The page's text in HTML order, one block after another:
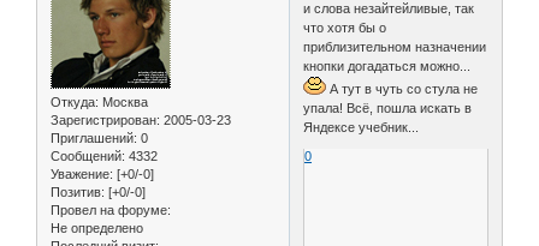
Откуда: Москва
Зарегистрирован: 2005-03-23
Приглашений: 0
Сообщений: 4332
Уважение: [+0/-0]
Позитив: [+0/-0]
Провел на форуме:
Не определено
и слова незайтейливые, так
что хотя бы о
приблизительном назначении
кнопки догадаться можно...
А тут в чуть со стула не
упала! Всё, пошла искать в
Яндексе учебник...
0